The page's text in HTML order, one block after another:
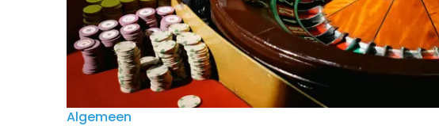
Algemeen